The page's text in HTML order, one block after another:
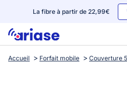
La fibre à partir de 22,99€
Box internet
Accueil Forfait mobile Couverture